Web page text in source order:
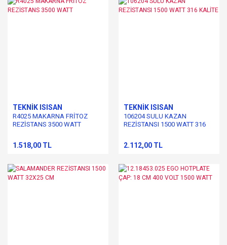
TEKNİK ISISAN
R4025 MAKARNA FRİTOZ
REZİSTANS 3500 WATT
1.518,00 TL
TEKNİK ISISAN
106204 SULU KAZAN
REZİSTANSI 1500 WATT 316
2.112,00 TL